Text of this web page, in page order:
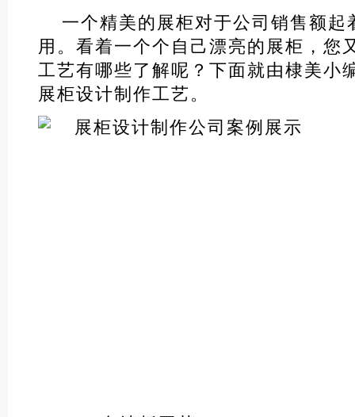
一个精美的展柜对于公司销售额起
用。看着一个个自己漂亮的展柜，您
工艺有哪些了解呢？下面就由棣美小
展柜设计制作工艺。